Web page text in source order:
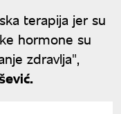
terapija jer su
hormone su
zdravlja",